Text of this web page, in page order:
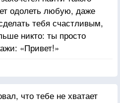
одолеть любую, даже
тебя счастливым,
никто: ты просто
«Привет!»
что тебе не хватает